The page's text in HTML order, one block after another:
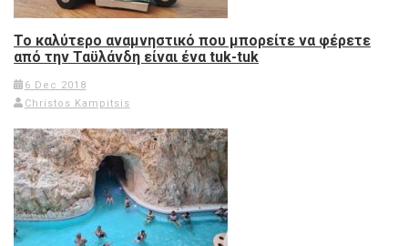
Το καλύτερο αναμνηστικό που μπορείτε να φέρετε
από την Ταϋλάνδη είναι ένα tuk-tuk
6 Dec 2018
Christos Kampitsis